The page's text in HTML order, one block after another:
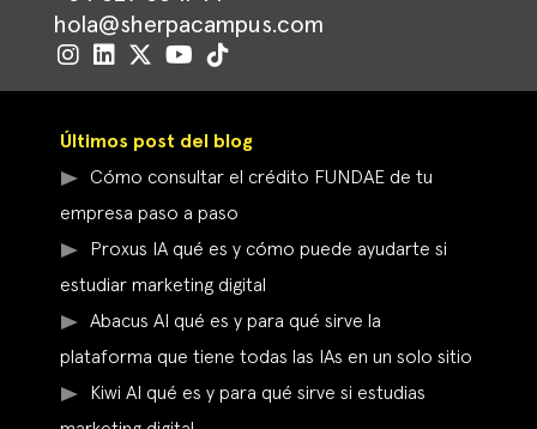
hola@sherpacampus.com
Últimos post del blog
Cómo consultar el crédito FUNDAE de tu
empresa paso a paso
Proxus IA qué es y cómo puede ayudarte si
estudiar marketing digital
Abacus AI qué es y para qué sirve la
plataforma que tiene todas las IAs en un solo sitio
Kiwi AI qué es y para qué sirve si estudias